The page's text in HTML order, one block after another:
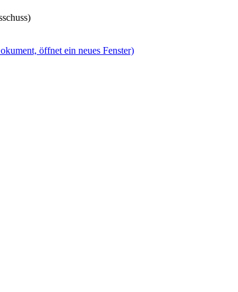
öffnet ein neues Fenster)